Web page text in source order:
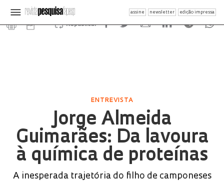
assine newsletter edição impressa
Republicar
ENTREVISTA
Jorge Almeida
Guimarães: Da lavoura
à química de proteínas
A inesperada trajetória do filho de camponeses